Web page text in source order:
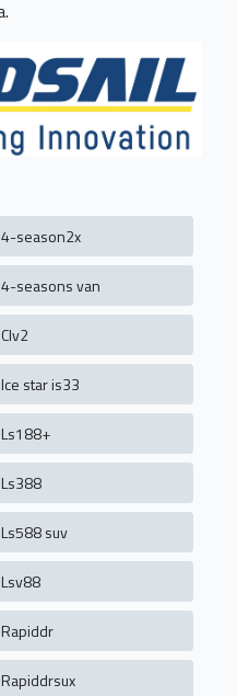
4-season2x
4-seasons van
Clv2
Ice star is33
Ls188+
Ls388
Ls588 suv
Lsv88
Rapiddr
Rapiddrsux